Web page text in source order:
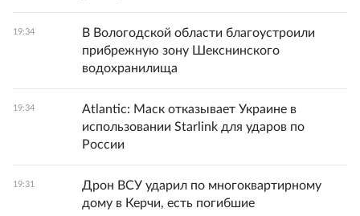
19:34
В Вологодской области благоустроили
прибрежную зону Шекснинского
водохранилища
19:34
Atlantic: Маск отказывает Украине в
использовании Starlink для ударов по
России
19:31
Дрон ВСУ ударил по многоквартирному
дому в Керчи, есть погибшие